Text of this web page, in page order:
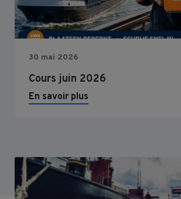
30 mai 2026
Cours juin 2026
En savoir plus